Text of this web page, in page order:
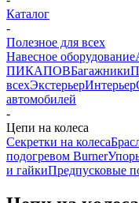
Каталог
-
Полезное для всех
Навесное оборудование
ПИКАПОВБагажники
всехЭкстерьерИнтерьер
автомобилей
-
Цепи на колеса
Секретки на колеса
подогревом Burner
и гайкиПредпусковые